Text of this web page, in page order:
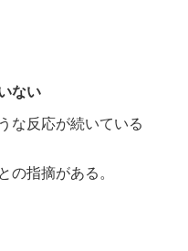
ない
な反応が続いている
の指摘がある。